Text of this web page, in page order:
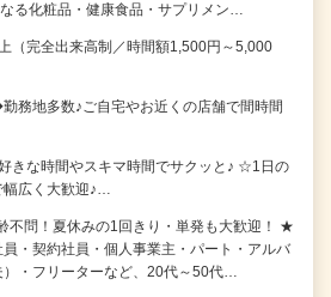
る化粧品・健康食品・サプリメン…
（完全出来高制／時間額1,500円～5,000
務地多数♪ご自宅やお近くの店舗で間時間
きな時間やスキマ時間でサクッと♪ ☆1日の
幅広く大歓迎♪…
不問！夏休みの1回きり・単発も大歓迎！ ★
・契約社員・個人事業主・パート・アルバ
）・フリーターなど、20代～50代…